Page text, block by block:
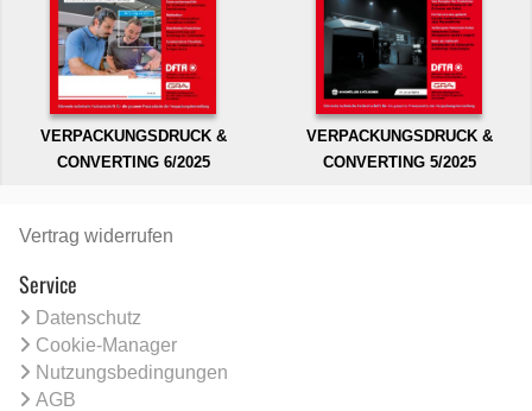
VERPACKUNGSDRUCK &
CONVERTING 6/2025
VERPACKUNGSDRUCK &
CONVERTING 5/2025
Vertrag widerrufen
Service
Datenschutz
Cookie-Manager
Nutzungsbedingungen
AGB